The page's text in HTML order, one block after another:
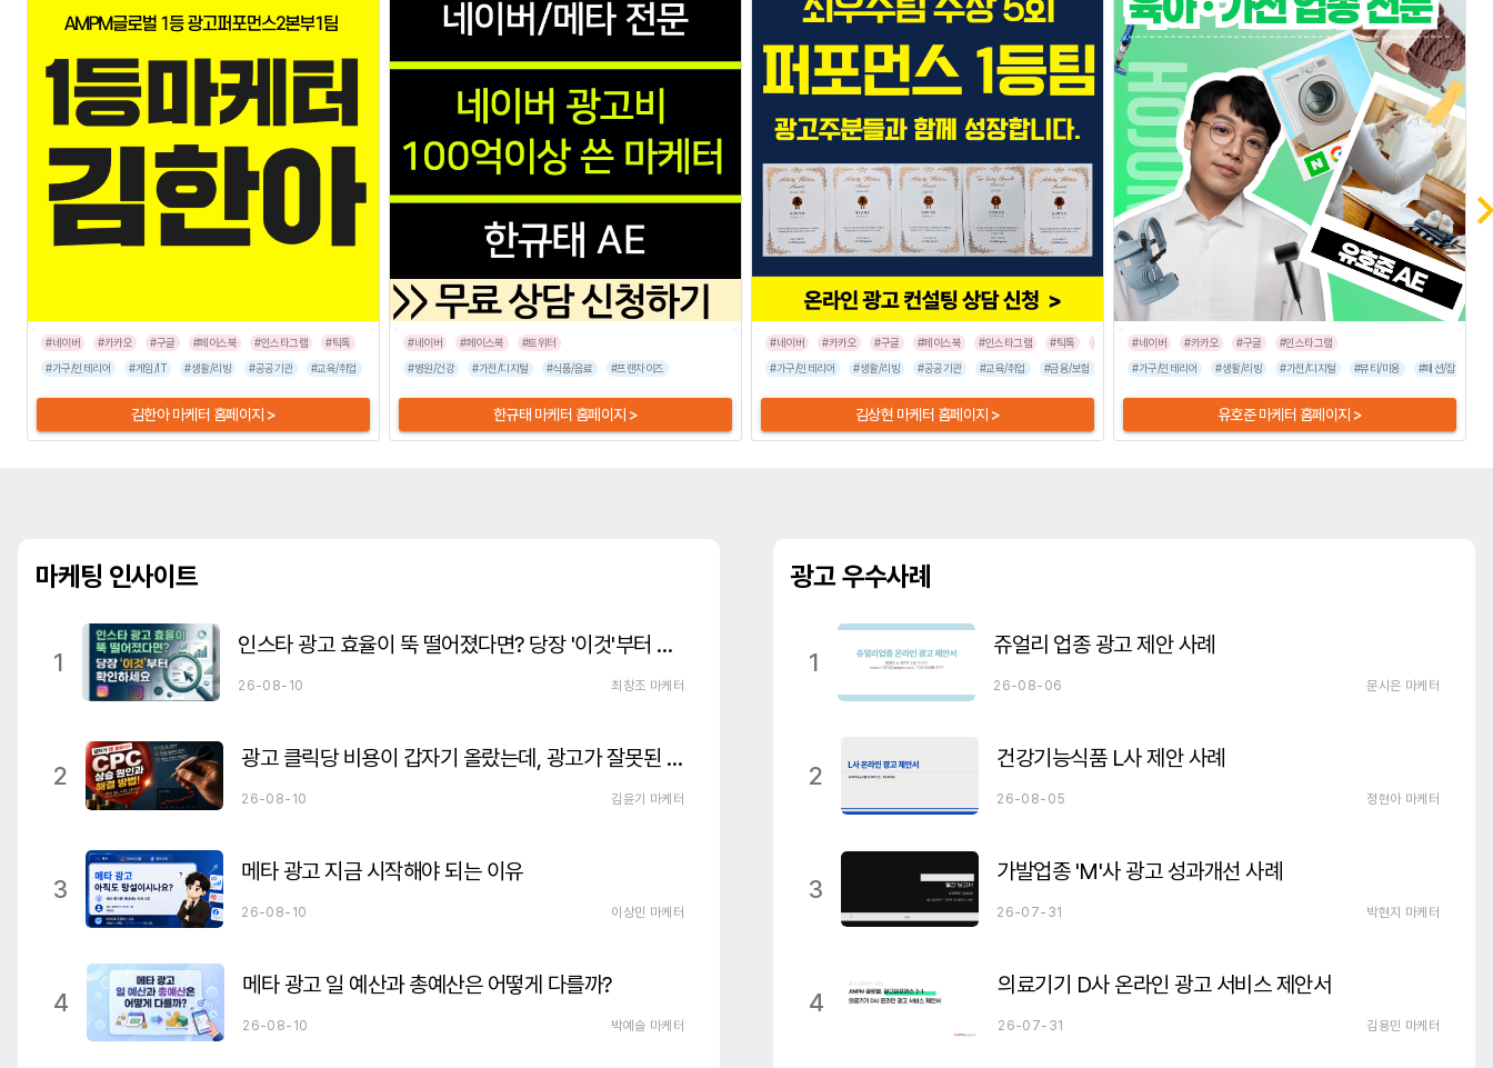
#네이버 #카카오 #구글 #페이스북 #인스타그램
#틱톡
#가구/인테리어
#게임/IT #생활/리빙 #공공기관 #교육/취업 #금융/보험 #이벤트/행사 #병원/건강 #가전/디지털 #뷰티/미용 #기업서비스 #패션/잡화 #스타트업 #스포츠/레저 #식품/음료 #엔터테인먼트 #여행/숙박 #유통/쇼핑몰 #인터넷/통신 #자동차
김한아 마케터 홈페이지 >
#네이버 #페이스북
#트위터
#병원/건강
#가전/디지털 #식품/음료 #프랜차이즈
한규태 마케터 홈페이지 >
#네이버 #카카오 #구글 #페이스북 #인스타그램 #틱톡
#트위터
#가구/인테리어
#생활/리빙 #공공기관 #교육/취업 #금융/보험 #이벤트/행사 #가전/디지털 #부동산/건설 #뷰티/미용 #기업서비스
김상현 마케터 홈페이지 >
#네이버 #카카오 #구글
#인스타그램
#가구/인테리어
#생활/리빙 #가전/디지털 #뷰티/미용 #패션/잡화
유호준 마케터 홈페이지 >
마케팅 인사이트
1
인스타 광고 효율이 뚝 떨어졌다면? 당장 '이것'부터 확인하세요(+매체 확장 전략)
26-08-10 최창조 마케터
2
광고 클릭당 비용이 갑자기 올랐는데, 광고가 잘못된 걸까요?
26-08-10 김윤기 마케터
3
메타 광고 지금 시작해야 되는 이유
26-08-10 이상민 마케터
4
메타 광고 일 예산과 총예산은 어떻게 다를까?
26-08-10 박예슬 마케터
광고 우수사례
1
쥬얼리 업종 광고 제안 사례
26-08-06 문시은 마케터
2
건강기능식품 L사 제안 사례
26-08-05 정현아 마케터
3
가발업종 'M'사 광고 성과개선 사례
26-07-31 박현지 마케터
4
의료기기 D사 온라인 광고 서비스 제안서
26-07-31 김용민 마케터